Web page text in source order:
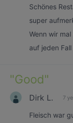
Schönes
super
Wenn wir
auf jeden
"Good"
Dirk L. 7
Fleisch war